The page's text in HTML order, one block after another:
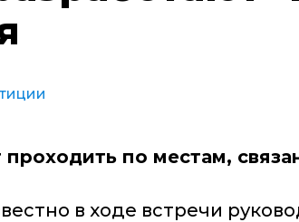
проходить по местам,
в ходе встречи